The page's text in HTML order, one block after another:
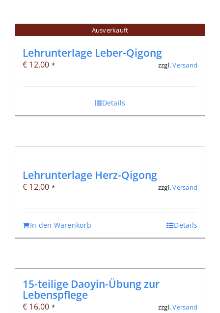
Ausverkauft
Lehrunterlage Leber-Qigong
€ 12,00 * zzgl.Versand
Details
Lehrunterlage Herz-Qigong
€ 12,00 * zzgl.Versand
In den Warenkorb Details
15-teilige Daoyin-Übung zur
Lebenspflege
€ 16,00 * zzgl.Versand